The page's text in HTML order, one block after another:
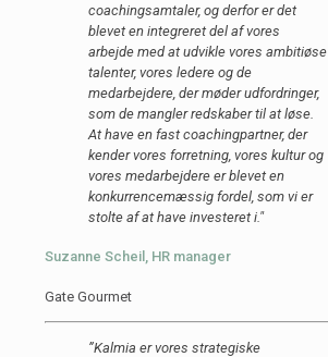
coachingsamtaler, og derfor er det
blevet en integreret del af vores
arbejde med at udvikle vores ambitiøse
talenter, vores ledere og de
medarbejdere, der møder udfordringer,
som de mangler redskaber til at løse.
At have en fast coachingpartner, der
kender vores forretning, vores kultur og
vores medarbejdere er blevet en
konkurrencemæssig fordel, som vi er
stolte af at have investeret i."
Suzanne Scheil, HR manager
Gate Gourmet
”Kalmia er vores strategiske